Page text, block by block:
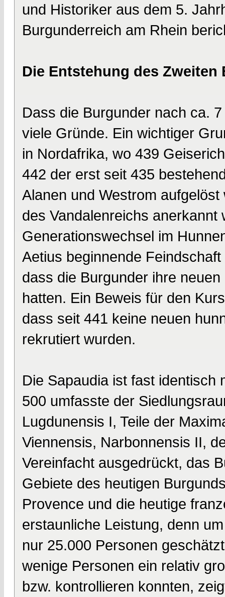
und Historiker aus dem 5.
Burgunderreich am Rhein
Die Entstehung des
Dass die Burgunder nach ca.
viele Gründe. Ein wichtiger
in Nordafrika, wo 439
442 der erst seit 435
Alanen und Westrom
des Vandalenreichs
Generationswechsel im
Aetius beginnende
dass die Burgunder ihre
hatten. Ein Beweis für den
dass seit 441 keine neuen
rekrutiert wurden.
Die Sapaudia ist fast identisch
500 umfasste der
Lugdunensis I, Teile der
Viennensis, Narbonnensis II,
Vereinfacht ausgedrückt, das
Gebiete des heutigen
Provence und die heutige
erstaunliche Leistung, denn
nur 25.000 Personen
wenige Personen ein relativ
bzw. kontrollieren konnten,